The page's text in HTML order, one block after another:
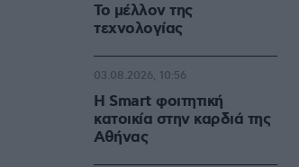
Το μέλλον της
τεχνολογίας
Η Smart φοιτητική
κατοικία στην καρδιά της
Αθήνας
03.08.2026, 10:56